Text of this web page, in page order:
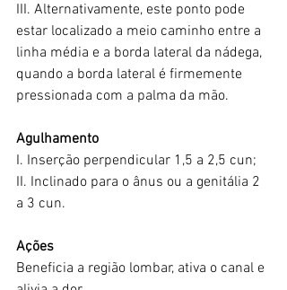
III. Alternativamente, este ponto pode
estar localizado a meio caminho entre a
linha média e a borda lateral da nádega,
quando a borda lateral é firmemente
pressionada com a palma da mão.
Agulhamento
I. Inserção perpendicular 1,5 a 2,5 cun;
II. Inclinado para o ânus ou a genitália 2
a 3 cun.
Ações
Beneficia a região lombar, ativa o canal e